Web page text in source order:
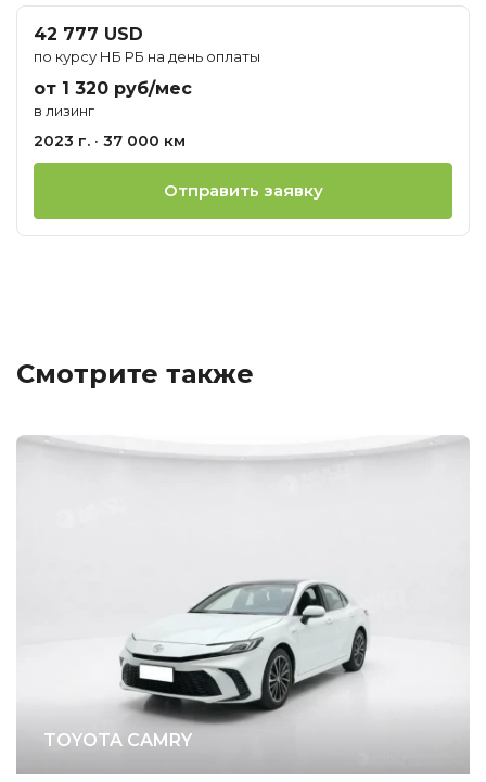
42 777 USD
по курсу НБ РБ на день оплаты
от 1 320 руб/мес
в лизинг
2023 г. · 37 000 км
Отправить заявку
Смотрите также
TOYOTA CAMRY